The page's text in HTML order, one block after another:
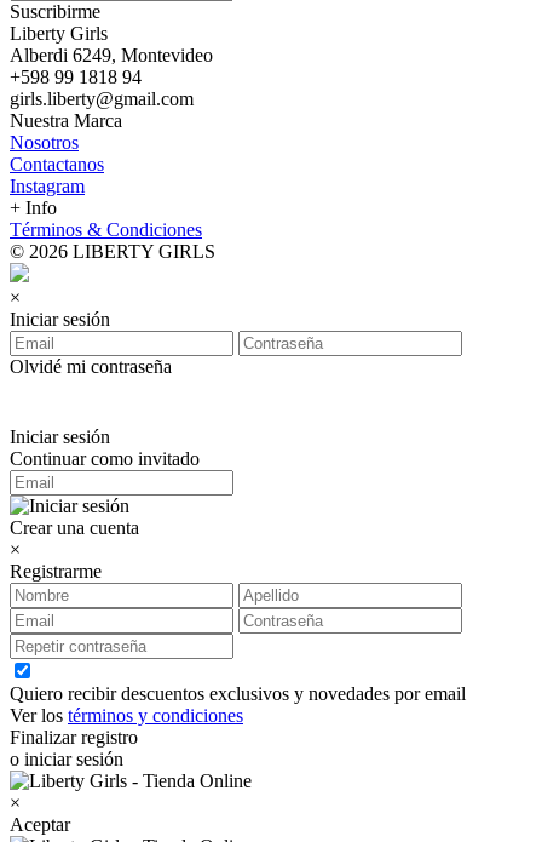
Suscribirme
Liberty Girls
Alberdi 6249, Montevideo
+598 99 1818 94
girls.liberty@gmail.com
Nuestra Marca
Nosotros
Contactanos
Instagram
+ Info
Términos & Condiciones
© 2026 LIBERTY GIRLS
×
Iniciar sesión
Olvidé mi contraseña
Iniciar sesión
Continuar como invitado
Crear una cuenta
×
Registrarme
Quiero recibir descuentos exclusivos y novedades por email
Ver los términos y condiciones
Finalizar registro
o iniciar sesión
×
Aceptar